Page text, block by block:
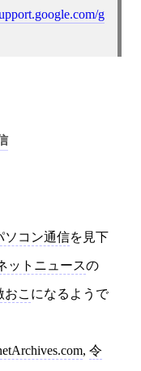
g
ソコン通信を見下
ットニュースの
おこ になるようで
, 令